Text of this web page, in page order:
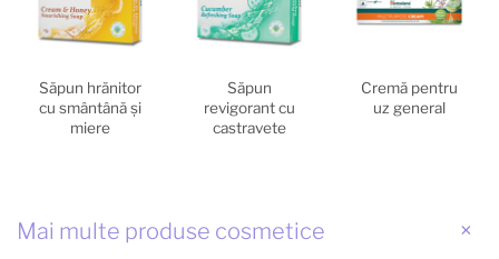
Săpun hrănitor
cu smântână şi
miere
Săpun
revigorant cu
castravete
Cremă pentru
uz general
Mai multe produse cosmetice